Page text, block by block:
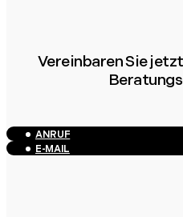
Vereinbaren Sie
ANRUF
E-MAIL